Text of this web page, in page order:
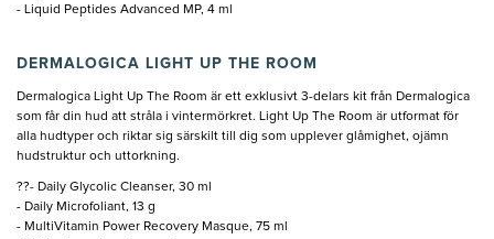
- Liquid Peptides Advanced MP, 4 ml
DERMALOGICA LIGHT UP THE ROOM
Dermalogica Light Up The Room är ett exklusivt 3-delars kit från Dermalogica
som får din hud att stråla i vintermörkret. Light Up The Room är utformat för
alla hudtyper och riktar sig särskilt till dig som upplever glåmighet, ojämn
hudstruktur och uttorkning.
??- Daily Glycolic Cleanser, 30 ml
- Daily Microfoliant, 13 g
- MultiVitamin Power Recovery Masque, 75 ml